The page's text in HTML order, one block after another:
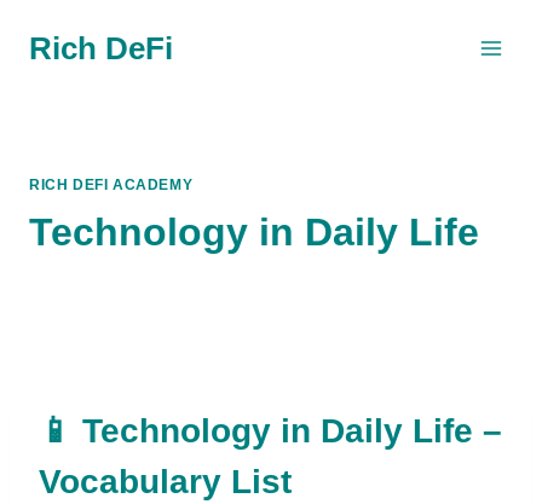
Rich DeFi
RICH DEFI ACADEMY
Technology in Daily Life
📱 Technology in Daily Life –
Vocabulary List